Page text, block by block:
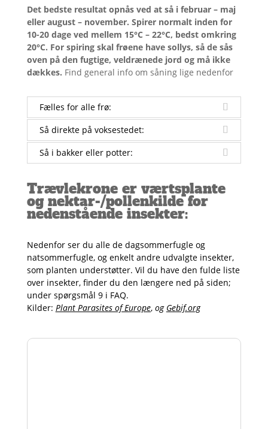
Det bedste resultat opnås ved at så i februar – maj
eller august – november. Spirer normalt inden for
10-20 dage ved mellem 15°C – 22°C, bedst omkring
20°C. For spiring skal frøene have sollys, så de sås
oven på den fugtige, veldrænede jord og må ikke
dækkes. Find general info om såning lige nedenfor
Fælles for alle frø:
Så direkte på voksestedet:
Så i bakker eller potter:
Trævlekrone er værtsplante
og nektar-/pollenkilde for
nedenstående insekter:
Nedenfor ser du alle de dagsommerfugle og
natsommerfugle, og enkelt andre udvalgte insekter,
som planten understøtter. Vil du have den fulde liste
over insekter, finder du den længere ned på siden;
under spørgsmål 9 i FAQ.
Kilder: Plant Parasites of Europe, og Gebif.org